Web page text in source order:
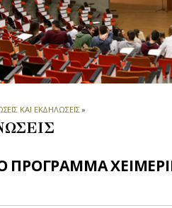
ΚΑΙ ΕΚΔΗΛΩΣΕΙΣ»
ΠΡΟΓΡΑΜΜΑ